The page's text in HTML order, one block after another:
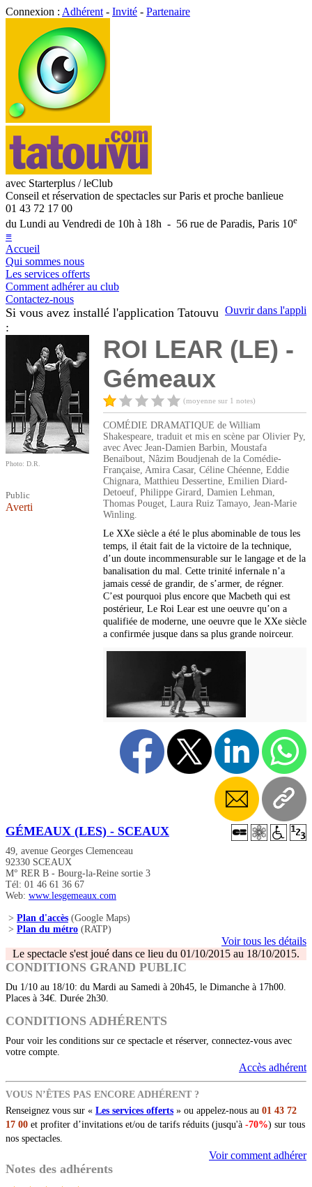
Connexion : Adhérent - Invité - Partenaire
avec Starterplus / leClub
Conseil et réservation de spectacles sur Paris et proche banlieue
01 43 72 17 00
du Lundi au Vendredi de 10h à 18h - 56 rue de Paradis, Paris 10e
≡
Accueil
Qui sommes nous
Les services offerts
Comment adhérer au club
Contactez-nous
Ouvrir dans l'appli
Si vous avez installé l'application Tatouvu
:
Photo: D.R.
Public
Averti
ROI LEAR (LE) -
Gémeaux
(moyenne sur 1 notes)
COMÉDIE DRAMATIQUE de William
Shakespeare, traduit et mis en scène par Olivier Py,
avec Avec Jean-Damien Barbin, Moustafa
Benaïbout, Nâzim Boudjenah de la Comédie-
Française, Amira Casar, Céline Chéenne, Eddie
Chignara, Matthieu Dessertine, Emilien Diard-
Detoeuf, Philippe Girard, Damien Lehman,
Thomas Pouget, Laura Ruiz Tamayo, Jean-Marie
Winling.
Le XXe siècle a été le plus abominable de tous les
temps, il était fait de la victoire de la technique,
d’un doute incommensurable sur le langage et de la
banalisation du mal. Cette trinité infernale n’a
jamais cessé de grandir, de s’armer, de régner.
C’est pourquoi plus encore que Macbeth qui est
postérieur, Le Roi Lear est une oeuvre qu’on a
qualifiée de moderne, une oeuvre que le XXe siècle
a confirmée jusque dans sa plus grande noirceur.
GÉMEAUX (LES) - SCEAUX
49, avenue Georges Clemenceau
92330 SCEAUX
M° RER B - Bourg-la-Reine sortie 3
Tél: 01 46 61 36 67
Web: www.lesgemeaux.com
> Plan d'accès (Google Maps)
> Plan du métro (RATP)
Voir tous les détails
Le spectacle s'est joué dans ce lieu du 01/10/2015 au 18/10/2015.
CONDITIONS GRAND PUBLIC
Du 1/10 au 18/10: du Mardi au Samedi à 20h45, le Dimanche à 17h00.
Places à 34€. Durée 2h30.
CONDITIONS ADHÉRENTS
Pour voir les conditions sur ce spectacle et réserver, connectez-vous avec
votre compte.
Accès adhérent
VOUS N’ÊTES PAS ENCORE ADHÉRENT ?
Renseignez vous sur « Les services offerts » ou appelez-nous au 01 43 72
17 00 et profiter d’invitations et/ou de tarifs réduits (jusqu'à -70%) sur tous
nos spectacles.
Voir comment adhérer
Notes des adhérents